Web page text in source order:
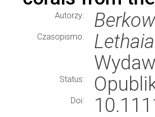
Autorzy:
Czasopismo: Lethaia
Status:
Doi: